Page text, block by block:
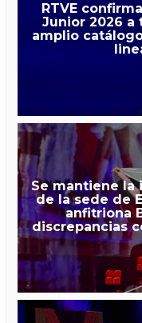
RTVE
Junior 2026 a
amplio
Se mantiene la
de la sede de
anfitriona
discrepancias